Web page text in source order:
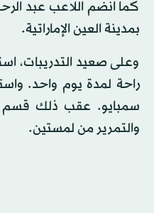
كما انضم اللاعب عبد
بمدينة العين الإماراتية.
وعلى صعيد التدريبات،
سمبايو. عقب ذلك قسم
والتمرير من لمستين.